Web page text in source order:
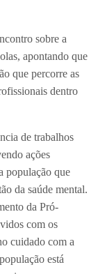
sobre a
apontando que
que percorre as
dentro
de trabalhos
ações
população que
da saúde mental.
da Pró-
com os
cuidado com a
está